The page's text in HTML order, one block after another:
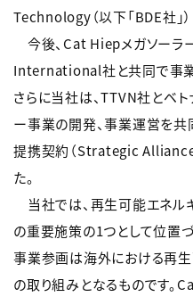
Technology（以下「BDE社」
今後、Cat Hiepメガソーラ
International社と共同で事業
さらに当社は、TTVN社とベ
ー事業の開発、事業運営を
提携契約（Strategic
た。
当社では、再生可能エネ
の重要施策の1つとして位置
事業参画は海外における再
の取り組みとなるものです